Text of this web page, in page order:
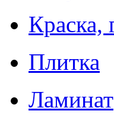
Краска,
Плитка
Ламинат